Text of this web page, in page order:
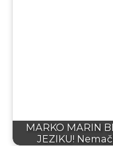
MARKO MARIN
JEZIKU!